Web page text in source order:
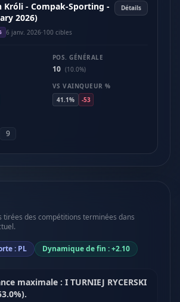
Króli - Compak-Sporting -
2026)
6 janv. 2026·100 cibles
Détails
POS. GÉNÉRALE
10 (10.0%)
VS VAINQUEUR %
41.1%
-53
9
tirées des compétitions terminées dans
: PL Dynamique de fin : +2.10
maximale : I TURNIEJ RYCERSKI